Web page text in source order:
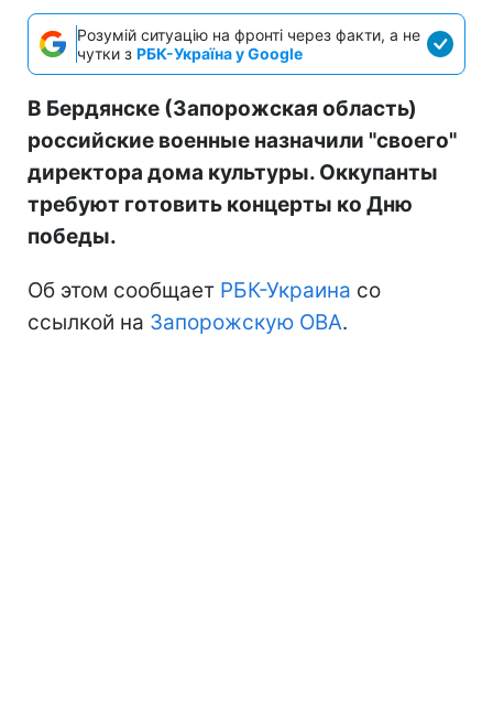
Розумій ситуацію на фронті через факти, а не
чутки з РБК-Україна у Google
В Бердянске (Запорожская область)
российские военные назначили "своего"
директора дома культуры. Оккупанты
требуют готовить концерты ко Дню
победы.
Об этом сообщает РБК-Украина со
ссылкой на Запорожскую ОВА.